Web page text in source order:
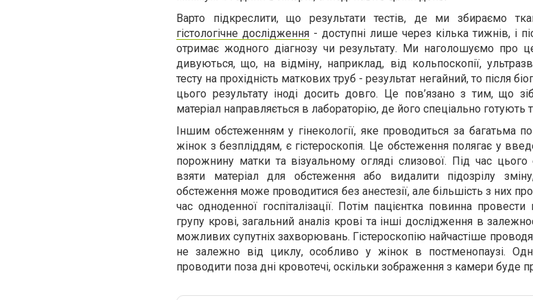
Варто підкреслити, що результати тестів, де ми збираємо
гістологічне дослідження - доступні лише через кілька тижнів, і
отримає жодного діагнозу чи результату. Ми наголошуємо про
дивуються, що, на відміну, наприклад, від кольпоскопії,
тесту на прохідність маткових труб - результат негайний, то після
цього результату іноді досить довго. Це пов’язано з тим, що
матеріал направляється в лабораторію, де його спеціально готують
Іншим обстеженням у гінекології, яке проводиться за багатьма
жінок з безпліддям, є гістероскопія. Це обстеження полягає у
порожнину матки та візуальному огляді слизової. Під час
взяти матеріал для обстеження або видалити підозрілу
обстеження може проводитися без анестезії, але більшість з них
час одноденної госпіталізації. Потім пацієнтка повинна
групу крові, загальний аналіз крові та інші дослідження в
можливих супутніх захворювань. Гістероскопію найчастіше
не залежно від циклу, особливо у жінок в постменопаузі.
проводити поза дні кровотечі, оскільки зображення з камери буде